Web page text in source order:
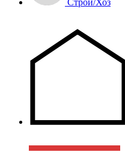
Строй/Хоз